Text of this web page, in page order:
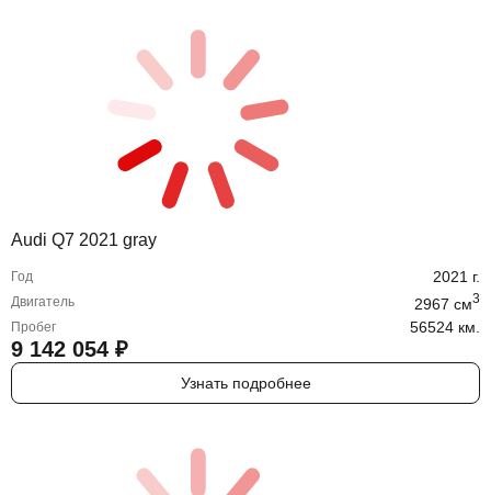
Audi Q7 2021 gray
Год 2021 г.
Двигатель 2967 cм3
Пробег 56524 км.
9 142 054 ₽
Узнать подробнее